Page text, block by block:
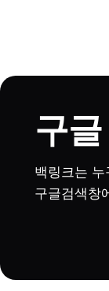
구
백링크는
구글검색창